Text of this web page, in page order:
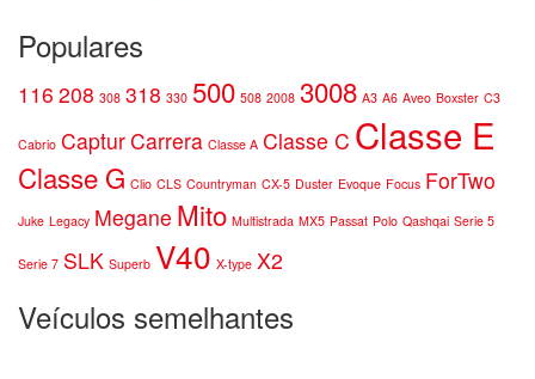
Populares
116 208 308 318 330 500 508 2008 3008 A3 A6 Aveo Boxster C3
Cabrio CapturCarrera Classe A Classe C Classe E
Classe G Clio CLS Countryman CX-5 Duster Evoque Focus ForTwo
Juke Legacy Megane Mito Multistrada MX5 Passat Polo Qashqai Serie 5
Serie 7 SLK Superb V40 X-type X2
Veículos semelhantes